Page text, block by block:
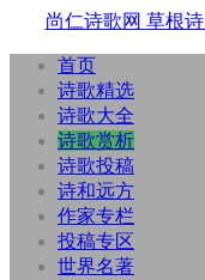
尚仁诗歌网 草根
首页
诗歌精选
诗歌大全
诗歌赏析
诗歌投稿
诗和远方
作家专栏
投稿专区
世界名著